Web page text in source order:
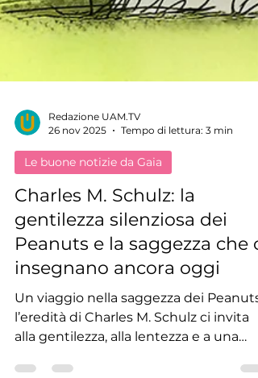
Redazione UAM.TV
26 nov 2025
Tempo di lettura: 3 min